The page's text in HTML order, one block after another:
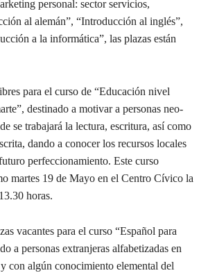
personal: sector servicios,
al alemán”, “Introducción al inglés”,
a la informática”, las plazas están
para el curso de “Educación nivel
destinado a motivar a personas neo-
se trabajará la lectura, escritura, así como
dando a conocer los recursos locales
perfeccionamiento. Este curso
martes 19 de Mayo en el Centro Cívico la
horas.
vacantes para el curso “Español para
a personas extranjeras alfabetizadas en
con algún conocimiento elemental del